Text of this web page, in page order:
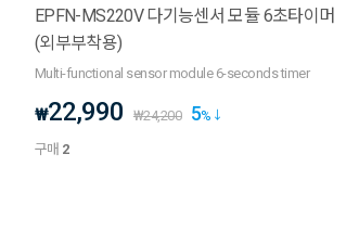
EPFN-MS220V 다기능센서 모듈 6초타이머
(외부부착용)
Multi-functional sensor module 6-seconds timer
₩22,990 ₩24,200 5%
구매 2